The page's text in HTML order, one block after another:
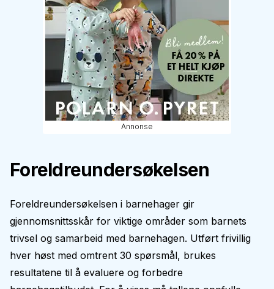
Annonse
Foreldreundersøkelsen
Foreldreundersøkelsen i barnehager gir
gjennomsnittsskår for viktige områder som barnets
trivsel og samarbeid med barnehagen. Utført frivillig
hver høst med omtrent 30 spørsmål, brukes
resultatene til å evaluere og forbedre